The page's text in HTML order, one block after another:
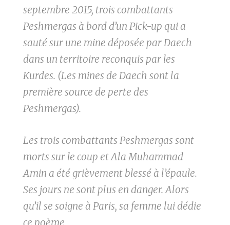
septembre 2015, trois combattants
Peshmergas à bord d’un Pick-up qui a
sauté sur une mine déposée par Daech
dans un territoire reconquis par les
Kurdes. (Les mines de Daech sont la
première source de perte des
Peshmergas).
Les trois combattants Peshmergas sont
morts sur le coup et Ala Muhammad
Amin a été grièvement blessé à l’épaule.
Ses jours ne sont plus en danger. Alors
qu’il se soigne à Paris, sa femme lui dédie
ce poème.